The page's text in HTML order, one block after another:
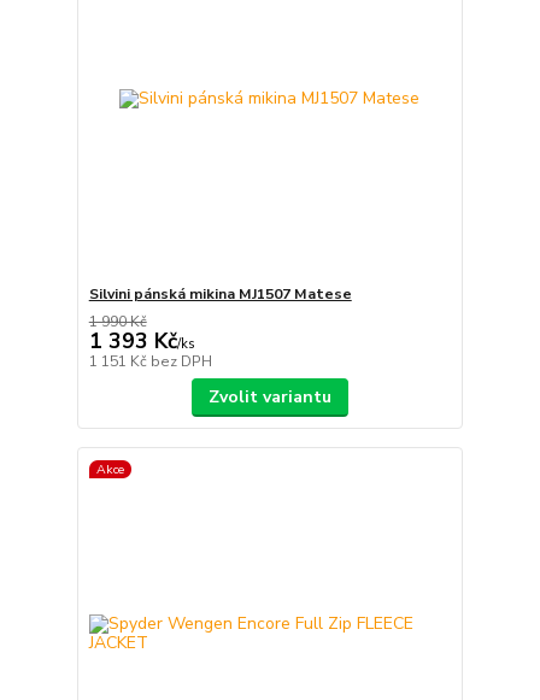
Silvini pánská mikina MJ1507 Matese
1 990 Kč
1 393 Kč/ks
1 151 Kč bez DPH
Zvolit variantu
Akce